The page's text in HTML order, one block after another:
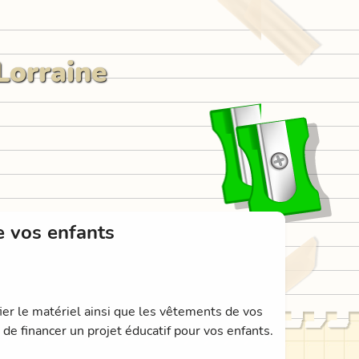
vos enfants
le matériel ainsi que les vêtements de vos
financer un projet éducatif pour vos enfants.